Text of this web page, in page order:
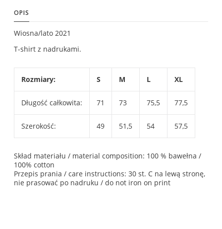
OPIS
Wiosna/lato 2021
T-shirt z nadrukami.
Rozmiary: S M L XL
Długość całkowita: 71 73 75,5 77,5
Szerokość: 49 51,5 54 57,5
Skład materiału / material composition: 100 % bawełna /
100% cotton
Przepis prania / care instructions: 30 st. C na lewą stronę,
nie prasować po nadruku / do not iron on print